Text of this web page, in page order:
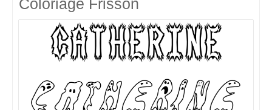
Coloriage Frisson